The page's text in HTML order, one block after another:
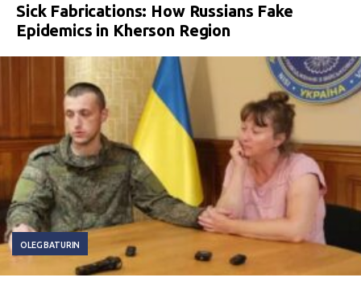
Sick Fabrications: How Russians Fake
Epidemics in Kherson Region
OLEG BATURIN